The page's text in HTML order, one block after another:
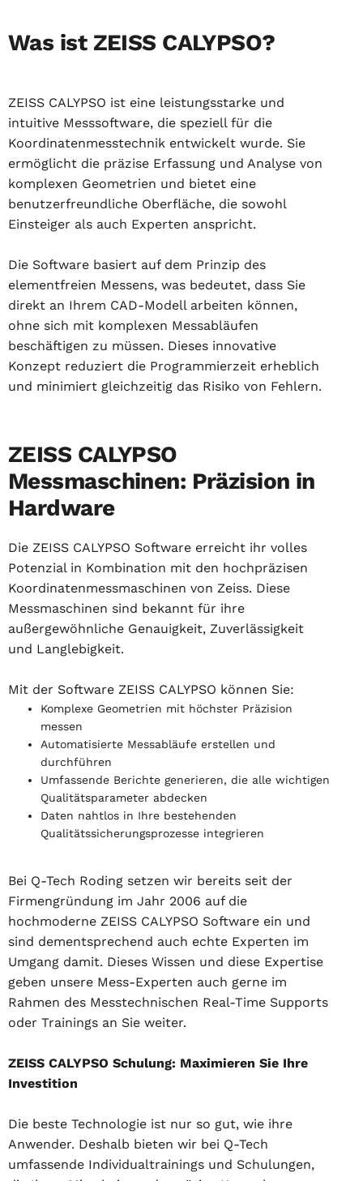
Was ist ZEISS CALYPSO?
ZEISS CALYPSO ist eine leistungsstarke und
intuitive Messsoftware, die speziell für die
Koordinatenmesstechnik entwickelt wurde. Sie
ermöglicht die präzise Erfassung und Analyse von
komplexen Geometrien und bietet eine
benutzerfreundliche Oberfläche, die sowohl
Einsteiger als auch Experten anspricht.
Die Software basiert auf dem Prinzip des
elementfreien Messens, was bedeutet, dass Sie
direkt an Ihrem CAD-Modell arbeiten können,
ohne sich mit komplexen Messabläufen
beschäftigen zu müssen. Dieses innovative
Konzept reduziert die Programmierzeit erheblich
und minimiert gleichzeitig das Risiko von Fehlern.
ZEISS CALYPSO
Messmaschinen: Präzision in
Hardware
Die ZEISS CALYPSO Software erreicht ihr volles
Potenzial in Kombination mit den hochpräzisen
Koordinatenmessmaschinen von Zeiss. Diese
Messmaschinen sind bekannt für ihre
außergewöhnliche Genauigkeit, Zuverlässigkeit
und Langlebigkeit.
Mit der Software ZEISS CALYPSO können Sie:
Komplexe Geometrien mit höchster Präzision
messen
Automatisierte Messabläufe erstellen und
durchführen
Umfassende Berichte generieren, die alle wichtigen
Qualitätsparameter abdecken
Daten nahtlos in Ihre bestehenden
Qualitätssicherungsprozesse integrieren
Bei Q-Tech Roding setzen wir bereits seit der
Firmengründung im Jahr 2006 auf die
hochmoderne ZEISS CALYPSO Software ein und
sind dementsprechend auch echte Experten im
Umgang damit. Dieses Wissen und diese Expertise
geben unsere Mess-Experten auch gerne im
Rahmen des Messtechnischen Real-Time Supports
oder Trainings an Sie weiter.
ZEISS CALYPSO Schulung: Maximieren Sie Ihre
Investition
Die beste Technologie ist nur so gut, wie ihre
Anwender. Deshalb bieten wir bei Q-Tech
umfassende Individualtrainings und Schulungen,